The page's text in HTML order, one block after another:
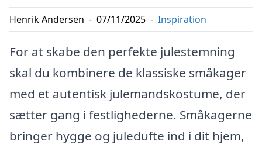
Henrik Andersen - 07/11/2025 - Inspiration
For at skabe den perfekte julestemning
skal du kombinere de klassiske småkager
med et autentisk julemandskostume, der
sætter gang i festlighederne. Småkagerne
bringer hygge og juledufte ind i dit hjem,